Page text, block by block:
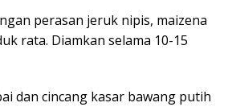
perasan jeruk nipis, maizena
rata. Diamkan selama 10-15
dan cincang kasar bawang putih